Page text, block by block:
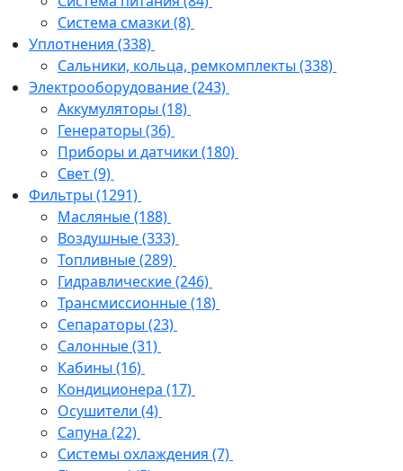
Система смазки (8)
Уплотнения (338)
Сальники, кольца, ремкомплекты (338)
Электрооборудование(243)
Аккумуляторы (18)
Генераторы (36)
Приборы и датчики (180)
Свет(9)
Фильтры (1291)
Масляные(188)
Воздушные(333)
Топливные(289)
Гидравлические(246)
Трансмиссионные(18)
Сепараторы (23)
Салонные(31)
Кабины (16)
Кондиционера (17)
Осушители (4)
Сапуна (22)
Системы охлаждения (7)